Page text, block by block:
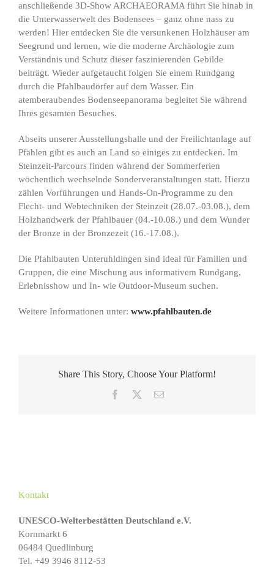
anschließende 3D-Show ARCHAEORAMA führt Sie hinab in
die Unterwasserwelt des Bodensees – ganz ohne nass zu
werden! Hier entdecken Sie die versunkenen Holzhäuser am
Seegrund und lernen, wie die moderne Archäologie zum
Verständnis und Schutz dieser faszinierenden Gebilde
beiträgt. Wieder aufgetaucht folgen Sie einem Rundgang
durch die Pfahlbaudörfer auf dem Wasser. Ein
atemberaubendes Bodenseepanorama begleitet Sie während
Ihres gesamten Besuches.
Abseits unserer Ausstellungshalle und der Freilichtanlage auf
Pfählen gibt es auch an Land so einiges zu entdecken. Im
Steinzeit-Parcours finden während der Sommerferien
wöchentlich wechselnde Sonderveranstaltungen statt. Hierzu
zählen Vorführungen und Hands-On-Programme zu den
Flecht- und Webtechniken der Steinzeit (28.07.-03.08.), dem
Holzhandwerk der Pfahlbauer (04.-10.08.) und dem Wunder
der Bronze in der Bronzezeit (16.-17.08.).
Die Pfahlbauten Unteruhldingen sind ideal für Familien und
Gruppen, die eine Mischung aus informativem Rundgang,
Erlebnisshow und In- wie Outdoor-Museum suchen.
Weitere Informationen unter: www.pfahlbauten.de
Share This Story, Choose Your Platform!
Facebook
E-
Kontakt
UNESCO-Welterbestätten Deutschland e.V.
Kornmarkt 6
06484 Quedlinburg
Tel. +49 3946 8112-53